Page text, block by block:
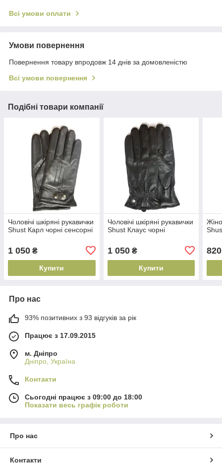
Всі умови оплати
Умови повернення
Повернення товару впродовж 14 днів за домовленістю
Всі умови повернення
Подібні товари компанії
Чоловічі шкіряні рукавички
Shust Карл чорні сенсорні
1 050 ₴
Купити
Чоловічі шкіряні рукавички
Shust Клаус чорні
1 050₴
Купити
820
Про нас
93% позитивних з 93 відгуків за рік
Працює з 17.09.2015
м. Дніпро
Дніпро, Україна
Контакти
Сьогодні працює з 09:00 до 18:00
Показати весь графік роботи
Про нас
Контакти